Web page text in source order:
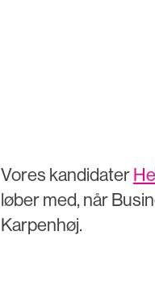
Vores kandidater
løber med, når
Karpenhøj.